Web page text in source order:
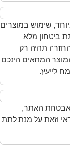
שימוש במוצרים
ביטחון מלא
תהיה רק
המתאים הינכם
לייעץ.
אבטחת האתר,
וזאת על מנת לתת